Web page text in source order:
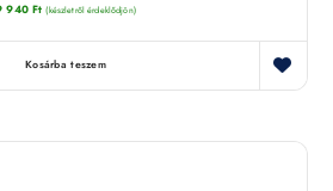
940 Ft (készletről érdeklődjön)
Kosárba teszem